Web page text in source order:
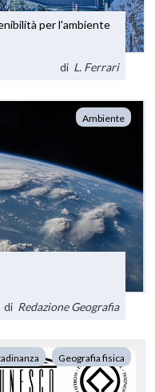
per l'ambiente
di L. Ferrari
Ambiente
di Redazione Geografia
Geografia fisica